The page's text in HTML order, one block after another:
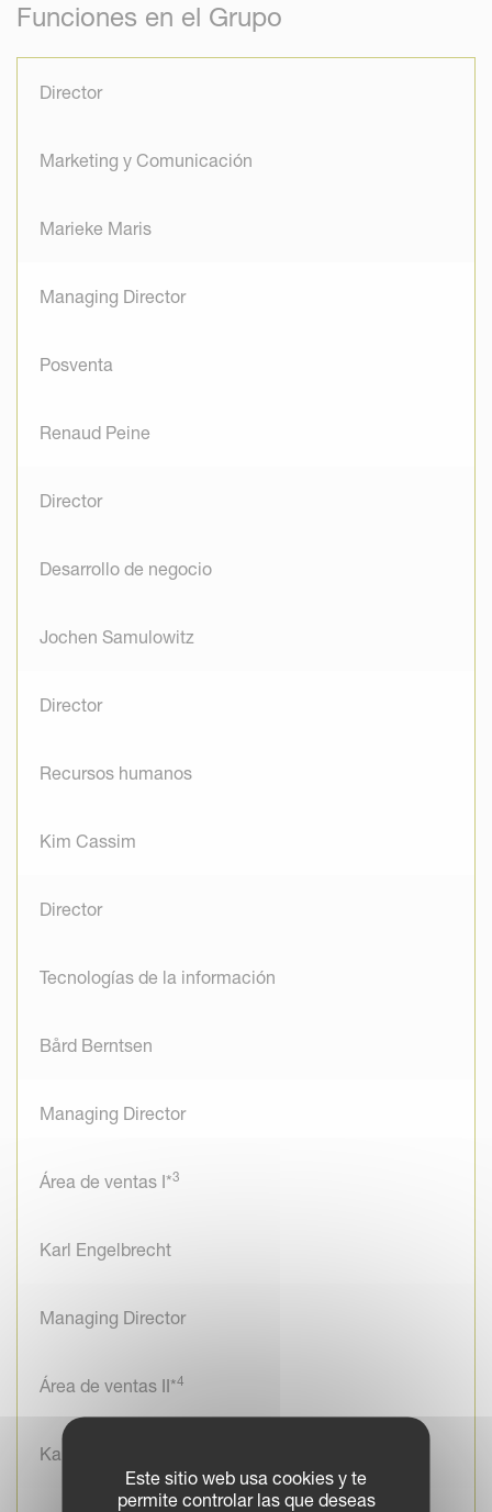
Funciones en el Grupo
Director
Marketing y Comunicación
Marieke Maris
Managing Director
Posventa
Renaud Peine
Director
Desarrollo de negocio
Jochen Samulowitz
Director
Recursos humanos
Kim Cassim
Director
Tecnologías de la información
Bård Berntsen
Managing Director
Área de ventas I*3
Karl Engelbrecht
Managing Director
Área de ventas II*4
Karl Engelbrecht
Este sitio web usa cookies y te
permite controlar las que deseas